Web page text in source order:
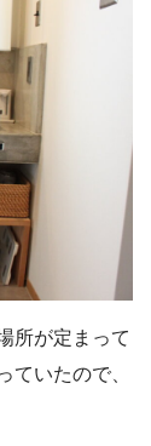
所が定まって
ていたので、